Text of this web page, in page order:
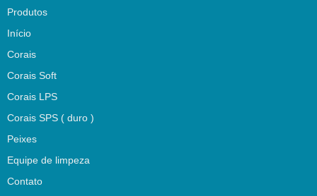
Produtos
Início
Corais
Corais Soft
Corais LPS
Corais SPS ( duro )
Peixes
Equipe de limpeza
Contato